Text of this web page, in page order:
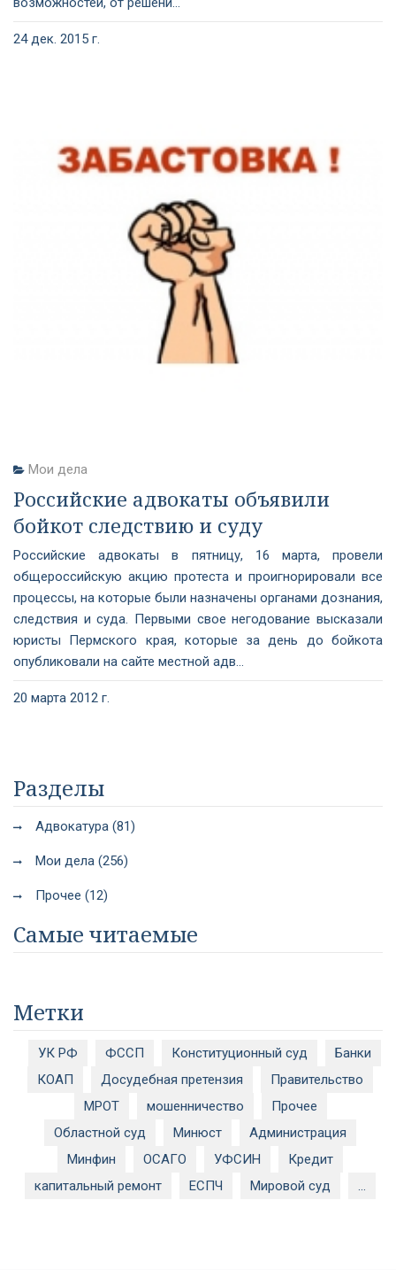
24 дек. 2015 г.
Мои дела
Российские адвокаты объявили
бойкот следствию и суду
Российские адвокаты в пятницу, 16 марта, провели
общероссийскую акцию протеста и проигнорировали все
процессы, на которые были назначены органами дознания,
следствия и суда. Первыми свое негодование высказали
юристы Пермского края, которые за день до бойкота
опубликовали на сайте местной адв...
20 марта 2012 г.
Разделы
Адвокатура (81)
Мои дела (256)
Прочее (12)
Самые читаемые
Метки
УК РФ ФССП Конституционный суд
Банки
КОАП
Досудебная претензия
Правительство
МРОТ
мошенничество
Прочее
Областной суд
Минюст
Администрация
Минфин
ОСАГО УФСИН
Кредит
капитальный ремонт
ЕСПЧ Мировой суд ...